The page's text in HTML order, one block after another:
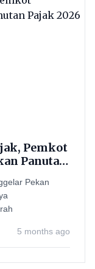
Pemkot
Panutan
Pekan
5 months ago